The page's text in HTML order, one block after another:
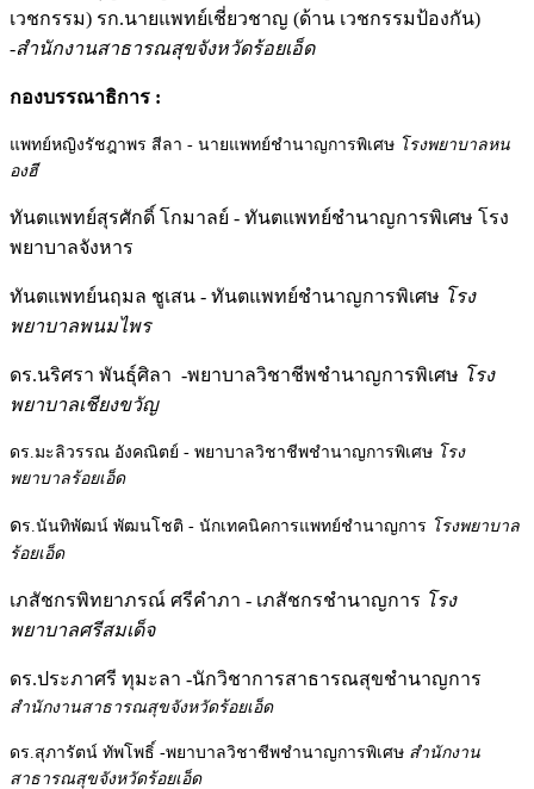
เวชกรรม) รก.นายแพทย์เชี่ยวชาญ (ด้าน เวชกรรมป้องกัน)
-สำนักงานสาธารณสุขจังหวัดร้อยเอ็ด
กองบรรณาธิการ :
แพทย์หญิงรัชฎาพร สีลา - นายแพทย์ชำนาญการพิเศษ โรงพยาบาลหน
องฮี
ทันตแพทย์สุรศักดิ์ โกมาลย์ - ทันตแพทย์ชำนาญการพิเศษ โรง
พยาบาลจังหาร
ทันตแพทย์นฤมล ชูเสน - ทันตแพทย์ชำนาญการพิเศษ โรง
พยาบาลพนมไพร
ดร.นริศรา พันธุ์ศิลา -พยาบาลวิชาชีพชำนาญการพิเศษ โรง
พยาบาลเชียงขวัญ
ดร.มะลิวรรณ อังคณิตย์ - พยาบาลวิชาชีพชำนาญการพิเศษ โรง
พยาบาลร้อยเอ็ด
ดร.นันทิพัฒน์ พัฒนโชติ - นักเทคนิคการแพทย์ชำนาญการ โรงพยาบาล
ร้อยเอ็ด
เภสัชกรพิทยาภรณ์ ศรีคำภา - เภสัชกรชำนาญการ โรง
พยาบาลศรีสมเด็จ
ดร.ประภาศรี ทุมะลา -นักวิชาการสาธารณสุขชำนาญการ
สำนักงานสาธารณสุขจังหวัดร้อยเอ็ด
ดร.สุภารัตน์ ทัพโพธิ์ -พยาบาลวิชาชีพชำนาญการพิเศษ สำนักงาน
สาธารณสุขจังหวัดร้อยเอ็ด